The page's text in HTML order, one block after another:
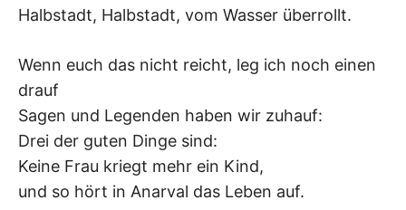
Halbstadt, Halbstadt, vom Wasser überrollt.
Wenn euch das nicht reicht, leg ich noch einen
drauf
Sagen und Legenden haben wir zuhauf:
Drei der guten Dinge sind:
Keine Frau kriegt mehr ein Kind,
und so hört in Anarval das Leben auf.